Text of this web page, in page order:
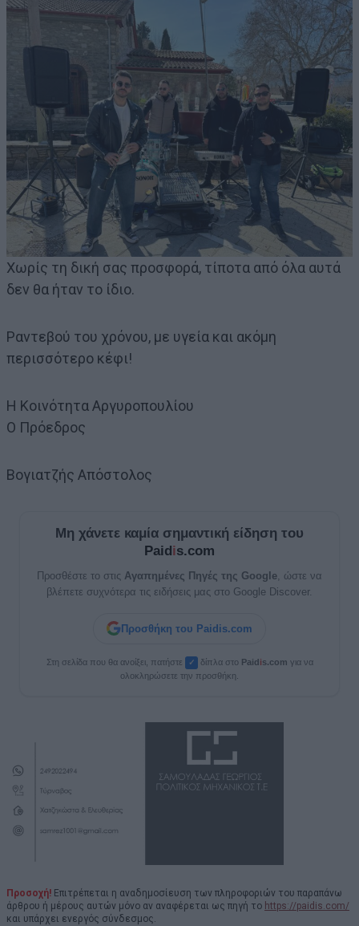
Χωρίς τη δική σας προσφορά, τίποτα από όλα αυτά
δεν θα ήταν το ίδιο.
Ραντεβού του χρόνου, με υγεία και ακόμη
περισσότερο κέφι!
Η Κοινότητα Αργυροπουλίου
Ο Πρόεδρος
Βογιατζής Απόστολος
Μη χάνετε καμία σημαντική είδηση του
Paidis.com
Προσθέστε το στις Αγαπημένες Πηγές της Google , ώστε να
βλέπετε συχνότερα τις ειδήσεις μας στο Google Discover.
Προσθήκη του Paidis.com
Στη σελίδα που θα ανοίξει, πατήστε ✓ δίπλα στο Paidis.com για να
ολοκληρώσετε την προσθήκη.
Προσοχή! Επιτρέπεται η αναδημοσίευση των πληροφοριών του παραπάνω
άρθρου ή μέρους αυτών μόνο αν αναφέρεται ως πηγή το https://paidis.com/
και υπάρχει ενεργός σύνδεσμος.